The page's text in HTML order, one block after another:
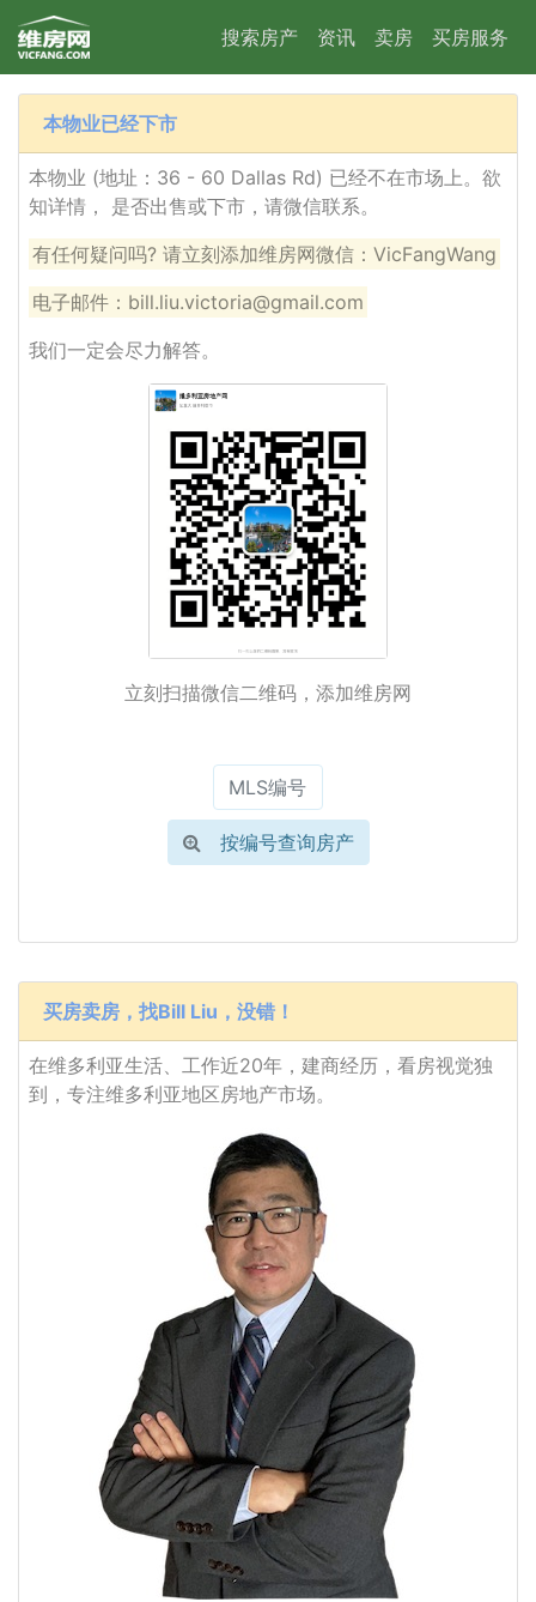
搜索房产 资讯 卖房 买房服务
本物业已经下市
本物业 (地址：36 - 60 Dallas Rd) 已经不在市场上。欲
知详情， 是否出售或下市，请微信联系。
有任何疑问吗? 请立刻添加维房网微信：VicFangWang
电子邮件：bill.liu.victoria@gmail.com
我们一定会尽力解答。
立刻扫描微信二维码，添加维房网
按编号查询房产
买房卖房，找Bill Liu，没错！
在维多利亚生活、工作近20年，建商经历，看房视觉独
到，专注维多利亚地区房地产市场。